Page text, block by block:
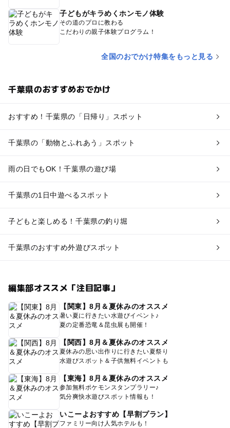
子どもがキラめくホンモノ体験
その道のプロに教わる
こだわりの親子体験プログラム！
全国のおでかけ特集をもっと見る
千葉県のおすすめおでかけ
おすすめ！千葉県の「日帰り」スポット
千葉県の「動物とふれあう」スポット
雨の日でもOK！千葉県の遊び場
千葉県の1日中遊べるスポット
子どもと楽しめる！千葉県の釣り堀
千葉県のおすすめ外遊びスポット
編集部オススメ「注目記事」
【関東】8月＆夏休みのオススメ
暑い夏に行きたい水遊びイベント♪
夏の定番恐竜＆昆虫展も開催！
【関西】8月＆夏休みのオススメ
夏休みの思い出作りに行きたい夏祭り
水遊びスポット＆子供無料イベントも
【東海】8月＆夏休みのオススメ
参加無料ポケモンスタンプラリー♪
気分爽快水遊びスポット情報も！
いこーよおすすめ【早割プラン】
ファミリー向け人気ホテルも！